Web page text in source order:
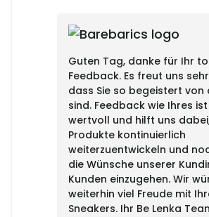
Guten Tag, danke für Ihr
Feedback. Es freut uns
dass Sie so begeistert von
sind. Feedback wie Ihres
wertvoll und hilft uns
Produkte kontinuierlich
weiterzuentwickeln und
die Wünsche unserer
Kunden einzugehen. Wir
weiterhin viel Freude mit
Sneakers. Ihr Be Lenka